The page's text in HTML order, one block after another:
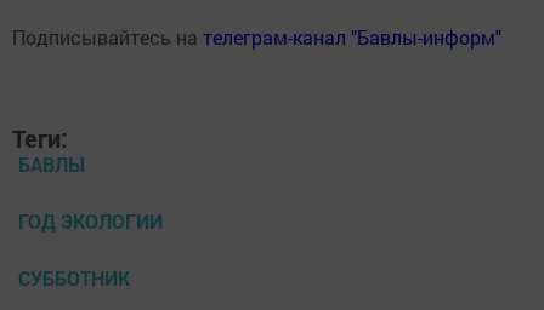
Подписывайтесь на телеграм-канал "Бавлы-информ"
Теги:
БАВЛЫ
ГОД ЭКОЛОГИИ
СУББОТНИК